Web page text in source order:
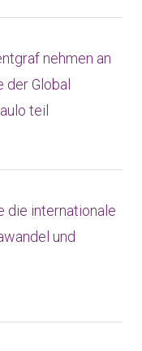
nehmen an
Global
teil
die internationale
und